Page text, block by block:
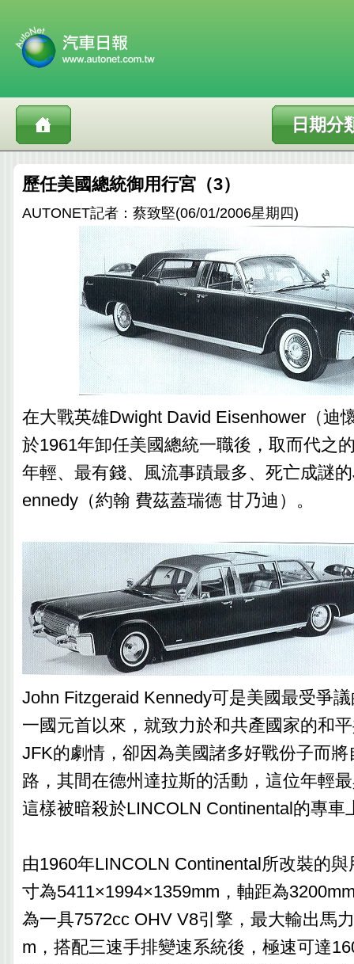
日期分
歷任美國總統御用行宮（3）
AUTONET記者：蔡致堅(06/01/2006星期四)
在大戰英雄Dwight David Eisenhower（迪
於1961年卸任美國總統一職後，取而代之
年輕、最有錢、風流事蹟最多、死亡成謎
ennedy（約翰 費茲蓋瑞德 甘乃迪）。
John Fitzgeraid Kennedy可是美國最受爭
一國元首以來，就致力於和共產國家的和
JFK的劇情，卻因為美國諸多好戰份子而
路，其間在德州達拉斯的活動，這位年輕
這樣被暗殺於LINCOLN Continental的專車
由1960年LINCOLN Continental所改裝的
寸為5411×1994×1359mm，軸距為
為一具7572cc OHV V8引擎，最大輸出馬
m，搭配三速手排變速系統後，極速可達